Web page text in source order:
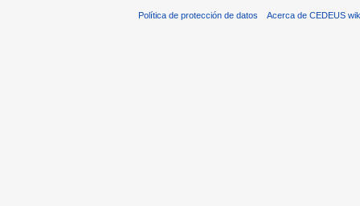
Política de protección de datos Acerca de CEDEUS